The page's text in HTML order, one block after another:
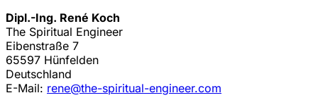
Dipl.-Ing. René Koch
The Spiritual Engineer
Eibenstraße 7
65597 Hünfelden
Deutschland
E-Mail: rene@the-spiritual-engineer.com